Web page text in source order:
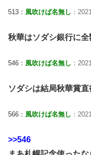
513： 風吹けば名無し ：
秋華はソダシ銀行に
546： 風吹けば名無し ：
ソダシは結局秋華賞直
566： 風吹けば名無し ：
>>546